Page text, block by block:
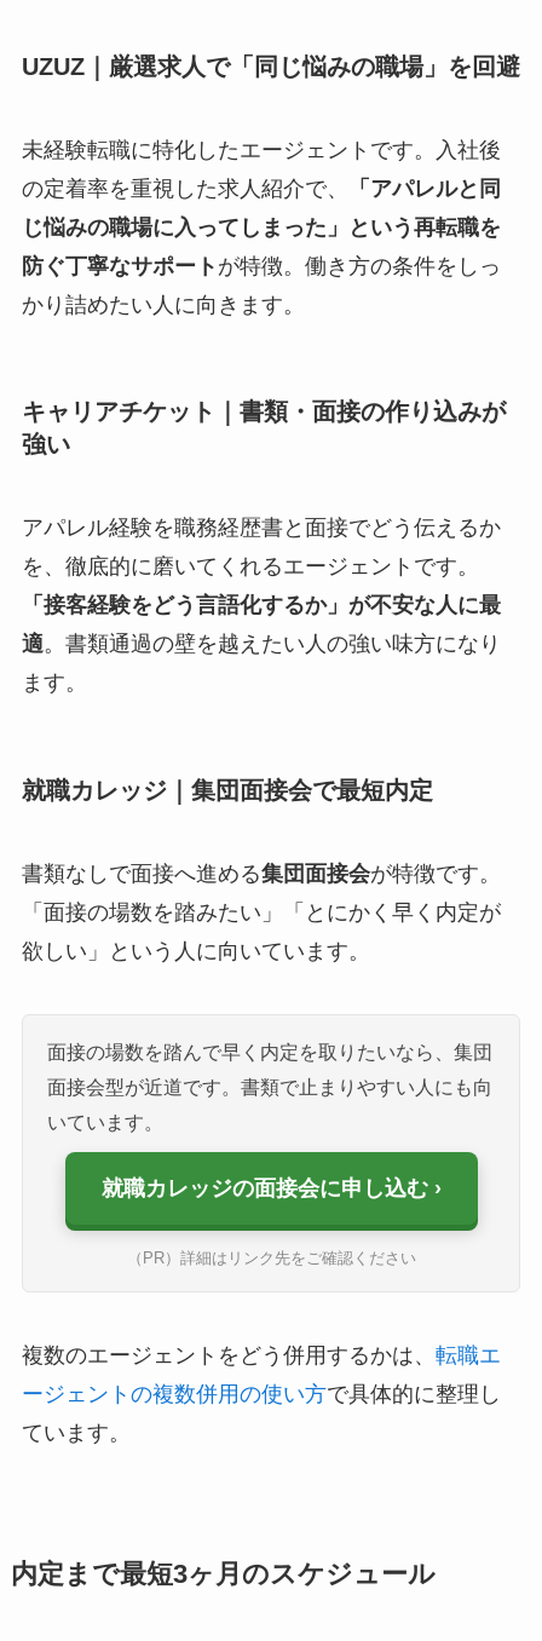
UZUZ｜厳選求人で「同じ悩みの職場」を回避
未経験転職に特化したエージェントです。入社後
の定着率を重視した求人紹介で、
「アパレルと同
じ悩みの職場に入ってしまった」という再転職を
防ぐ丁寧なサポート が特徴。働き方の条件をしっ
かり詰めたい人に向きます。
キャリアチケット｜書類・面接の作り込みが
強い
アパレル経験を職務経歴書と面接でどう伝えるか
を、徹底的に磨いてくれるエージェントです。
「接客経験をどう言語化するか」が不安な人に最
適。書類通過の壁を越えたい人の強い味方になり
ます。
就職カレッジ｜集団面接会で最短内定
書類なしで面接へ進める集団面接会が特徴です。
「面接の場数を踏みたい」「とにかく早く内定が
欲しい」という人に向いています。
面接の場数を踏んで早く内定を取りたいなら、集団
面接会型が近道です。書類で止まりやすい人にも向
いています。
就職カレッジの面接会に申し込む
（PR）詳細はリンク先をご確認ください
複数のエージェントをどう併用するかは、 転職エ
ージェントの複数併用の使い方で具体的に整理し
ています。
内定まで最短3ヶ月のスケジュール